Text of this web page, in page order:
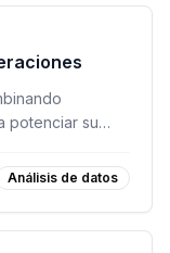
potenciar su
Análisis de datos